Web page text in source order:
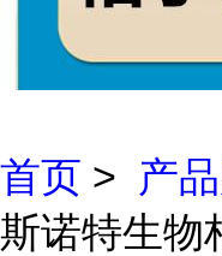
首页 > 产
斯诺特生物